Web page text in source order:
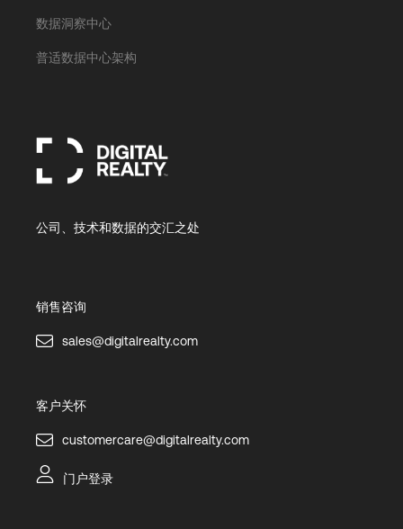
数据洞察中心
普适数据中心架构
公司、技术和数据的交汇之处
销售咨询
sales@digitalrealty.com
客户关怀
customercare@digitalrealty.com
门户登录